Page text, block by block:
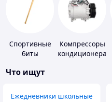
Спортивные
биты
Компрессоры
кондиционера
Что ищут
Ежедневники школьные